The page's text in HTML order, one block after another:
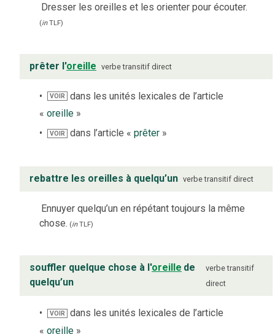
Dresser les oreilles et les orienter pour écouter.
(inTLF)
prêter l'oreille verbe transitif direct
VOIR
dans les unités lexicales de l’article
« oreille »
VOIR dans l’article «prêter »
rebattre les oreilles à quelqu’un verbe transitif direct
Ennuyer quelqu’un en répétant toujours la même
chose. (inTLF)
souffler quelque chose à l'oreille de
quelqu’un
verbe transitif
direct
VOIR
dans les unités lexicales de l’article
« oreille »